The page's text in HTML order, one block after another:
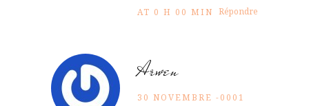
AT 0 H 00 MIN Répondre
Arwen
30 NOVEMBRE -0001